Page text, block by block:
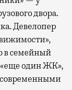
двора.
Девелопер
в семейный
«еще один ЖК»,